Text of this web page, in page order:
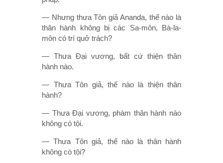
— Nhưng thưa Tôn giả Ananda, thế nào là
thân hành không bị các Sa-môn, Bà-la-
môn có trí quở trách?
— Thưa Ðại vương, bất cứ thiện thân
hành nào.
— Thưa Tôn giả, thế nào là thiện thân
hành?
— Thưa Ðại vương, phàm thân hành nào
không có tội.
— Thưa Tôn giả, thế nào là thân hành
không có tội?